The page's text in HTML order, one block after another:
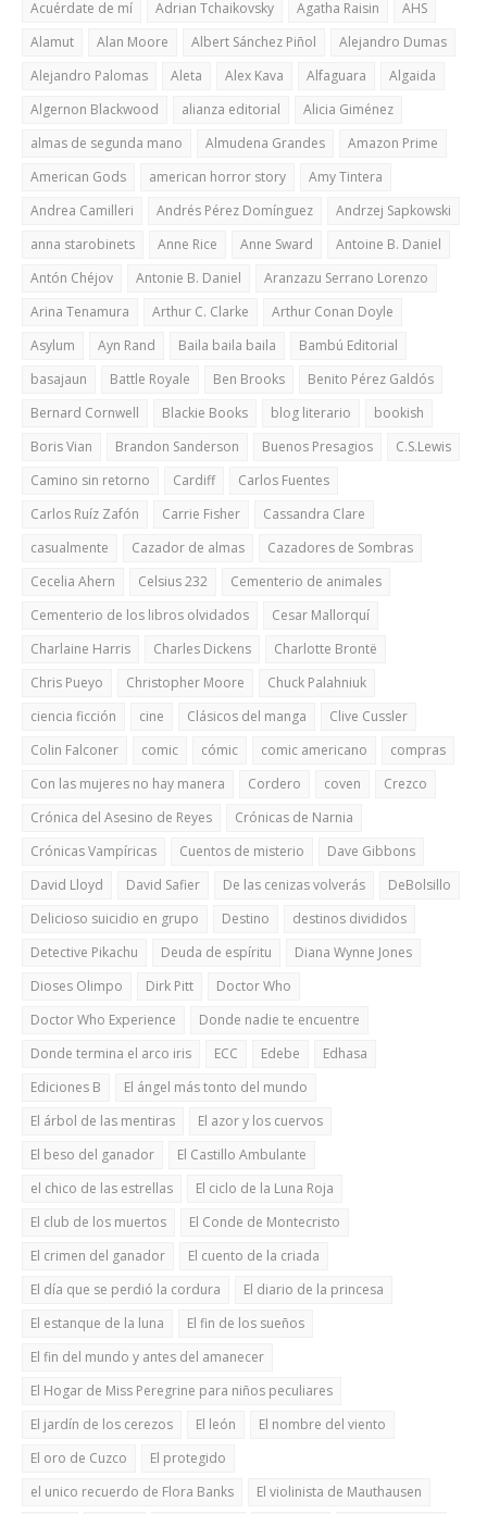
Acuérdate de mí Adrian Tchaikovsky Agatha Raisin
AHS
Alamut
Alan Moore Albert Sánchez Piñol
Alejandro Dumas
Alejandro Palomas
Aleta Alex Kava Alfaguara
Algaida
Algernon Blackwood
alianza editorial
Alicia Giménez
almas de segunda mano
Almudena Grandes
Amazon Prime
American Gods
american horror story
Amy Tintera
Andrea Camilleri
Andrés Pérez Domínguez
Andrzej Sapkowski
anna starobinets
Anne Rice Anne Sward
Antoine B. Daniel
Antón Chéjov
Antonie B. Daniel
Aranzazu Serrano Lorenzo
Arina Tenamura
Arthur C. Clarke
Arthur Conan Doyle
Asylum
Ayn Rand Baila baila baila
Bambú Editorial
basajaun
Battle Royale Ben Brooks
Benito Pérez Galdós
Bernard Cornwell
Blackie Books blog literario
bookish
Boris Vian
Brandon Sanderson Buenos Presagios
C.S.Lewis
Camino sin retorno
Cardiff
Carlos Fuentes
Carlos Ruíz Zafón
Carrie Fisher
Cassandra Clare
casualmente
Cazador de almas
Cazadores de Sombras
Cecelia Ahern
Celsius 232
Cementerio de animales
Cementerio de los libros olvidados
Cesar Mallorquí
Charlaine Harris
Charles Dickens
Charlotte Brontë
Chris Pueyo
Christopher Moore
Chuck Palahniuk
ciencia ficción
cine Clásicos del manga
Clive Cussler
Colin Falconer
comic cómic comic americano
compras
Con las mujeres no hay manera
Cordero coven
Crezco
Crónica del Asesino de Reyes
Crónicas de Narnia
Crónicas Vampíricas
Cuentos de misterio
Dave Gibbons
David Lloyd
David Safier De las cenizas volverás
DeBolsillo
Delicioso suicidio en grupo
Destino
destinos divididos
Detective Pikachu
Deuda de espíritu
Diana Wynne Jones
Dioses Olimpo
Dirk Pitt
Doctor Who
Doctor Who Experience
Donde nadie te encuentre
Donde termina el arco iris
ECC Edebe
Edhasa
Ediciones B
El ángel más tonto del mundo
El árbol de las mentiras
El azor y los cuervos
El beso del ganador
El Castillo Ambulante
el chico de las estrellas
El ciclo de la Luna Roja
El club de los muertos
El Conde de Montecristo
El crimen del ganador
El cuento de la criada
El día que se perdió la cordura
El diario de la princesa
El estanque de la luna
El fin de los sueños
El fin del mundo y antes del amanecer
El Hogar de Miss Peregrine para niños peculiares
El jardín de los cerezos
El león
El nombre del viento
El oro de Cuzco
El protegido
el unico recuerdo de Flora Banks
El violinista de Mauthausen